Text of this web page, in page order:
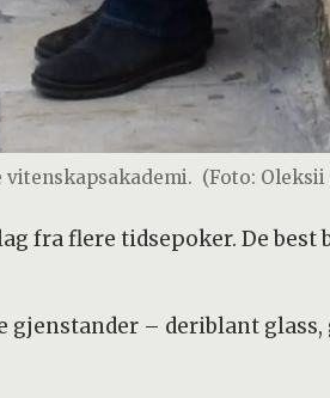
(Foto: Oleksii
fra flere tidsepoker. De
gjenstander – deriblant